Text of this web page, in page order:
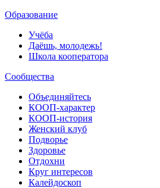
Образование
Учёба
Даёшь, молодежь!
Школа кооператора
Сообщества
Объединяйтесь
КООП-характер
КООП-история
Женский клуб
Подворье
Здоровье
Отдохни
Круг интересов
Калейдоскоп